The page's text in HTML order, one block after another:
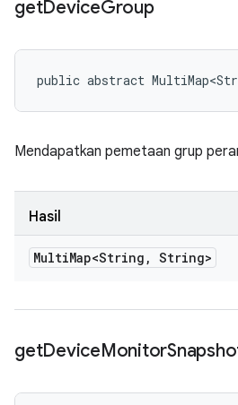
getDeviceGroup
public abstract
Mendapatkan pemetaan grup
Hasil
MultiMap<String , String>
getDeviceMonitor